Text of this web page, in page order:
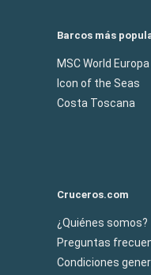
Barcos más
MSC World Europa
Icon of the Seas
Costa Toscana
Cruceros.com
¿Quiénes somos?
Preguntas
Condiciones